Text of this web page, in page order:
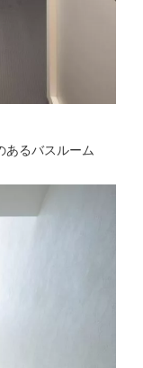
あるバスルーム